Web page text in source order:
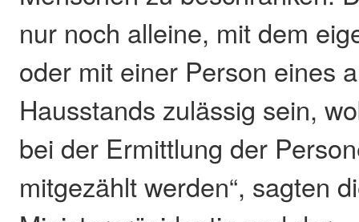
nur noch alleine, mit dem
oder mit einer Person eines
Hausstands zulässig sein,
bei der Ermittlung der
mitgezählt werden“, sagten